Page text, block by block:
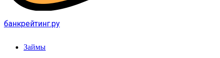
банкрейтинг.ру
Займы